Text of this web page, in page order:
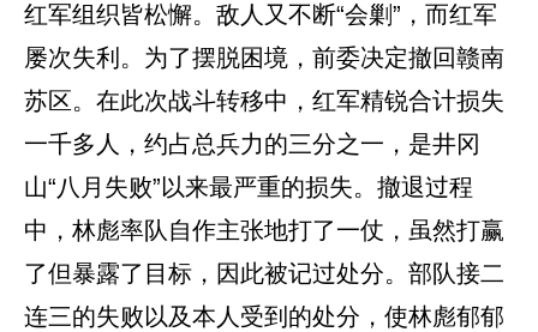
红军组织皆松懈。敌人又不断“会剿”，而红军
屡次失利。为了摆脱困境，前委决定撤回赣南
苏区。在此次战斗转移中，红军精锐合计损失
一千多人，约占总兵力的三分之一，是井冈
山“八月失败”以来最严重的损失。撤退过程
中，林彪率队自作主张地打了一仗，虽然打赢
了但暴露了目标，因此被记过处分。部队接二
连三的失败以及本人受到的处分，使林彪郁郁